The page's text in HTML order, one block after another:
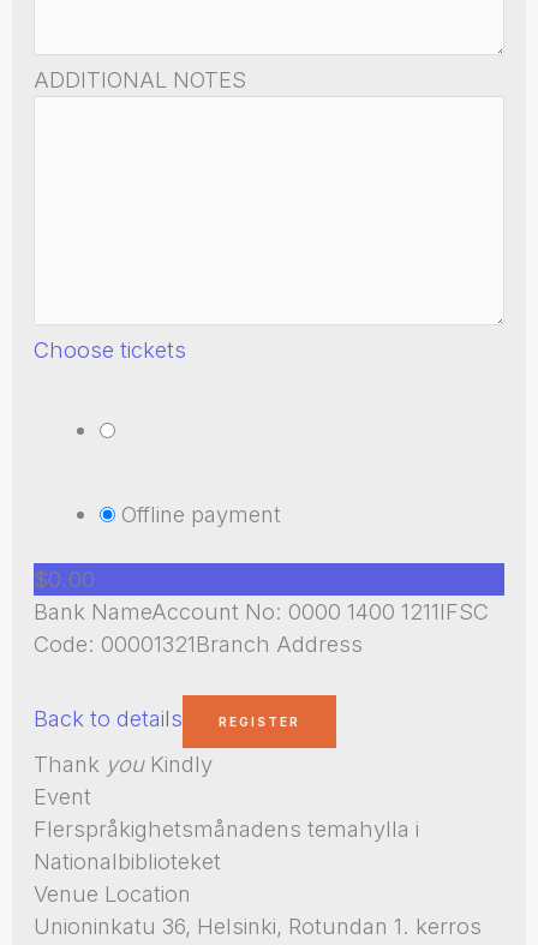
ADDITIONAL NOTES
Choose tickets
Offline payment
$0.00
Bank NameAccount No: 0000 1400 1211IFSC
Code: 00001321Branch Address
Back to details
Thank youKindly
Event
Flerspråkighetsmånadens temahylla i
Nationalbiblioteket
Venue Location
Unioninkatu 36, Helsinki, Rotundan 1. kerros